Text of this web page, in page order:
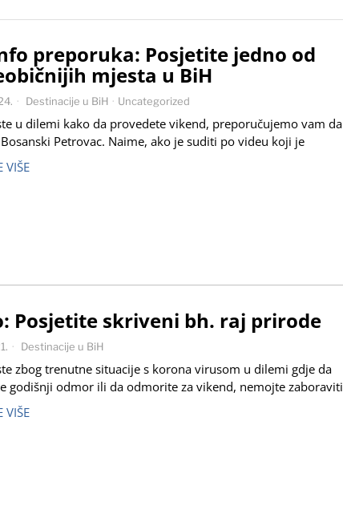
preporuka: Posjetite jedno od
mjesta u BiH
Destinacije u BiH · Uncategorized
u dilemi kako da provedete vikend, preporučujemo vam da
Petrovac. Naime, ako je suditi po videu koji je
VIŠE
Posjetite skriveni bh. raj prirode
Destinacije u BiH
zbog trenutne situacije s korona virusom u dilemi gdje da
godišnji odmor ili da odmorite za vikend, nemojte zaboraviti
VIŠE